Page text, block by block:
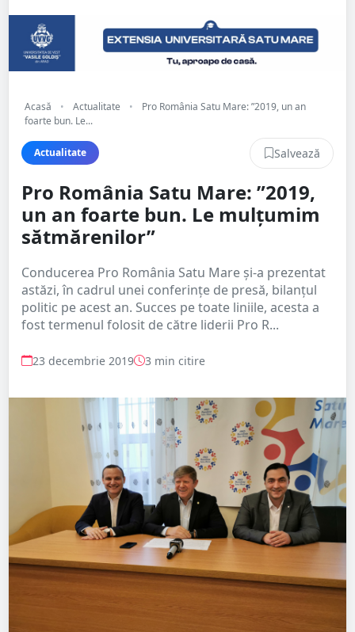
Acasă • Actualitate •
Pro România Satu Mare: ”2019, un an
foarte bun. Le...
Actualitate Salvează
Pro România Satu Mare: ”2019,
un an foarte bun. Le mulțumim
sătmărenilor”
Conducerea Pro România Satu Mare și-a prezentat
astăzi, în cadrul unei conferințe de presă, bilanțul
politic pe acest an. Succes pe toate liniile, acesta a
fost termenul folosit de către liderii Pro R...
23 decembrie 2019 3 min citire